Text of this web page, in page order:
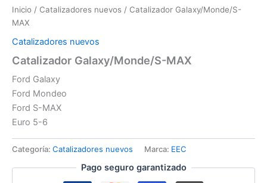
Inicio / Catalizadores nuevos / Catalizador Galaxy/Monde/S-
MAX
Catalizadores nuevos
Catalizador Galaxy/Monde/S-MAX
Ford Galaxy
Ford Mondeo
Ford S-MAX
Euro 5-6
Categoría: Catalizadores nuevos Marca: EEC
Pago seguro garantizado